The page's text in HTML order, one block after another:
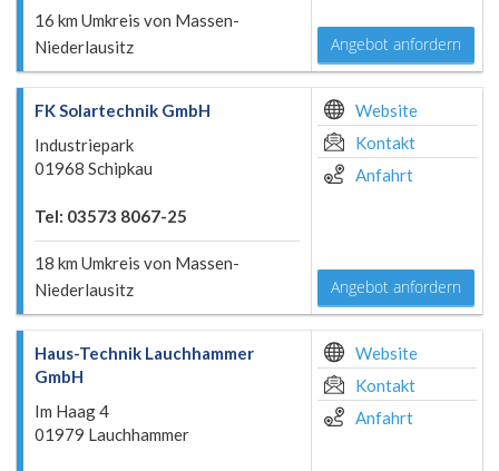
16 km Umkreis von Massen-
Niederlausitz
Angebot anfordern
FK Solartechnik GmbH
Industriepark
01968 Schipkau
Tel: 03573 8067-25
18 km Umkreis von Massen-
Niederlausitz
Website
Kontakt
Anfahrt
Angebot anfordern
Haus-Technik Lauchhammer
GmbH
Im Haag 4
01979 Lauchhammer
Website
Kontakt
Anfahrt